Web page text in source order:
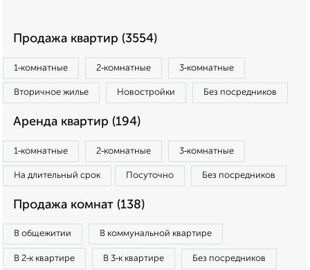
Продажа квартир (3554)
1‑комнатные 2‑комнатные 3‑комнатные
Вторичное жилье Новостройки Без посредников
Аренда квартир (194)
1‑комнатные 2‑комнатные 3‑комнатные
На длительный срок Посуточно Без посредников
Продажа комнат (138)
В общежитии В коммунальной квартире
В 2‑к квартире В 3‑к квартире Без посредников